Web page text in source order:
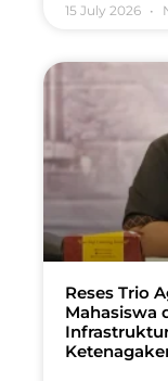
15 July 2026
Reses Trio
Mahasiswa